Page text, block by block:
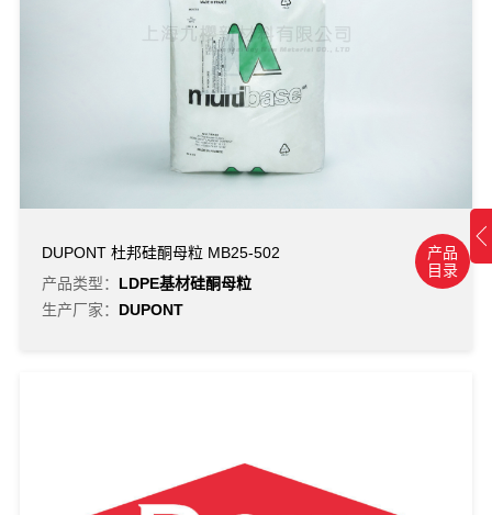
产品
目录
DUPONT 杜邦硅酮母粒 MB25-502
产品类型： LDPE基材硅酮母粒
生产厂家： DUPONT